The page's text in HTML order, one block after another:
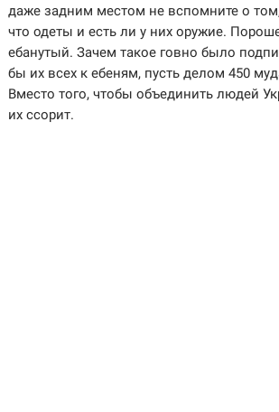
даже задним местом не вспомните о
что одеты и есть ли у них оружие.
ебанутый. Зачем такое говно было
бы их всех к ебеням, пусть делом 450
Вместо того, чтобы объединить людей
их ссорит.